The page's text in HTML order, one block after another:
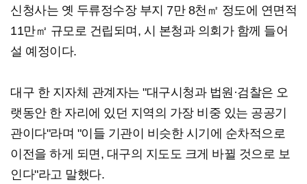
신청사는 옛 두류정수장 부지 7만 8천㎡ 정도에 연면적
11만㎡ 규모로 건립되며, 시 본청과 의회가 함께 들어
설 예정이다.
대구 한 지자체 관계자는 "대구시청과 법원·검찰은 오
랫동안 한 자리에 있던 지역의 가장 비중 있는 공공기
관이다"라며 "이들 기관이 비슷한 시기에 순차적으로
이전을 하게 되면, 대구의 지도도 크게 바뀔 것으로 보
인다"라고 말했다.